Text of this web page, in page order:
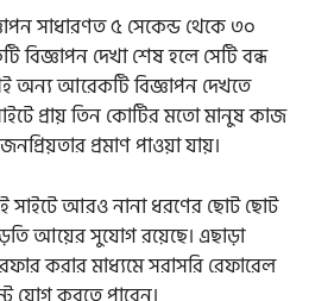
সাধারণত ৫ সেকেন্ড থেকে ৩০
বিজ্ঞাপন দেখা শেষ হলে সেটি বন্ধ
অন্য আরেকটি বিজ্ঞাপন দেখতে
প্রায় তিন কোটির মতো মানুষ কাজ
প্রমাণ পাওয়া যায়।
সাইটে আরও নানা ধরণের ছোট ছোট
আয়ের সুযোগ রয়েছে। এছাড়া
করার মাধ্যমে সরাসরি রেফারেল